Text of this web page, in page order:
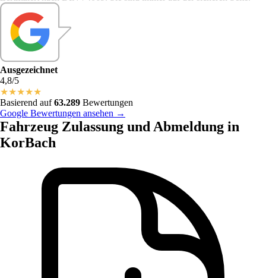
Ausgezeichnet
4,8/5
★★★★★
Basierend auf63.289 Bewertungen
Google Bewertungen ansehen →
Fahrzeug Zulassung und Abmeldung in
KorBach